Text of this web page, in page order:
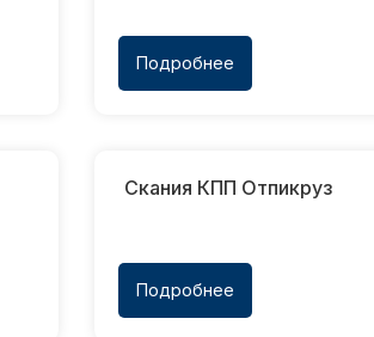
Подробнее
Скания КПП Отпикруз
Подробнее